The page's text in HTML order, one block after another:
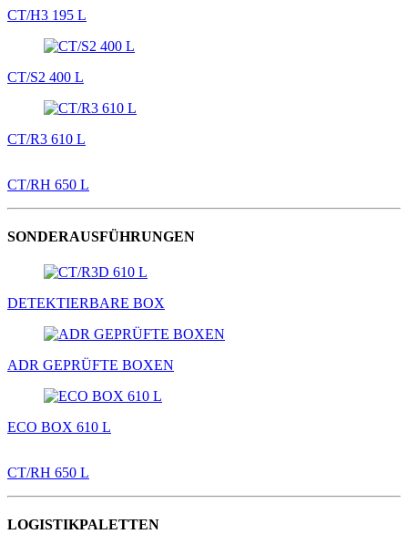
CT/H3 195 L
CT/S2 400 L
CT/R3 610 L
CT/RH 650 L
SONDERAUSFÜHRUNGEN
DETEKTIERBARE BOX
ADR GEPRÜFTE BOXEN
ECO BOX 610 L
CT/RH 650 L
LOGISTIKPALETTEN